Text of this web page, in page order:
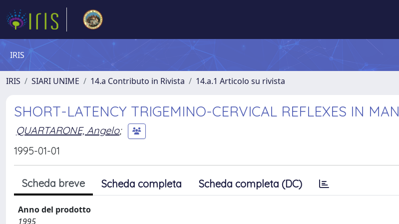
IRIS
IRIS SIARI UNIME 14.a Contributo in Rivista 14.a.1 Articolo su rivista
SHORT-LATENCY TRIGEMINO-CERVICAL REFLEXES IN MAN
QUARTARONE, Angelo;
1995-01-01
Scheda breve Scheda completa Scheda completa (DC)
Anno del prodotto
1995